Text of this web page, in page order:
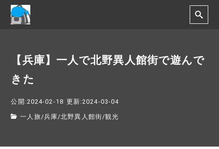
【兵庫】一人で北野異人館街で遊んで
きた
公開:2024-02-18 更新:2024-03-04
一人旅/兵庫/北野異人館街/観光